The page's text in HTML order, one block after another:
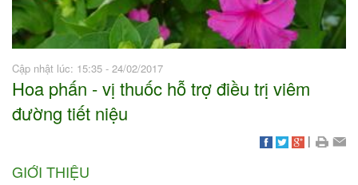
Cập nhật lúc: 15:35 - 24/02/2017
Hoa phấn - vị thuốc hỗ trợ điều trị viêm
đường tiết niệu
|
GIỚI THIỆU